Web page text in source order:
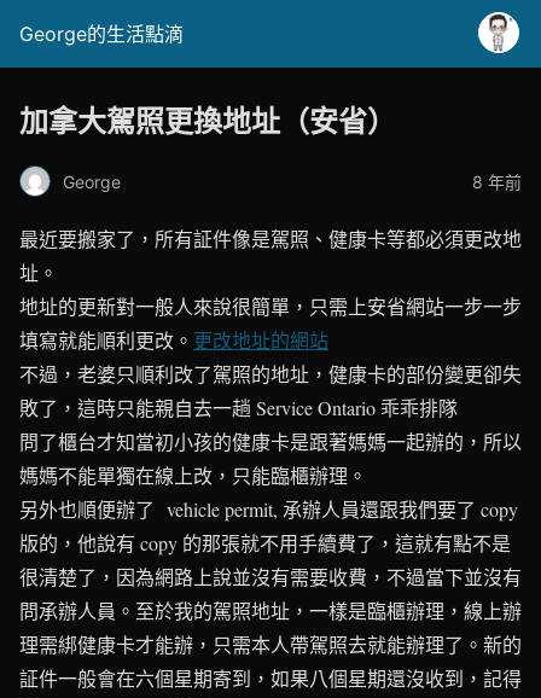
George的生活點滴
加拿大駕照更換地址（安省）
George 8 年前
最近要搬家了，所有証件像是駕照、健康卡等都必須更改地
址。
地址的更新對一般人來說很簡單，只需上安省網站一步一步
填寫就能順利更改。 更改地址的網站
不過，老婆只順利改了駕照的地址，健康卡的部份變更卻失
敗了，這時只能親自去一趟 Service Ontario 乖乖排隊
問了櫃台才知當初小孩的健康卡是跟著媽媽一起辦的，所以
媽媽不能單獨在線上改，只能臨櫃辦理。
另外也順便辦了 vehicle permit, 承辦人員還跟我們要了 copy
版的，他說有 copy 的那張就不用手續費了，這就有點不是
很清楚了，因為網路上說並沒有需要收費，不過當下並沒有
問承辦人員。至於我的駕照地址，一樣是臨櫃辦理，線上辦
理需綁健康卡才能辦，只需本人帶駕照去就能辦理了。新的
証件一般會在六個星期寄到，如果八個星期還沒收到，記得